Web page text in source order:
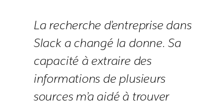
La recherche d’entreprise dans
Slack a changé la donne. Sa
capacité à extraire des
informations de plusieurs
sources m’a aidé à trouver